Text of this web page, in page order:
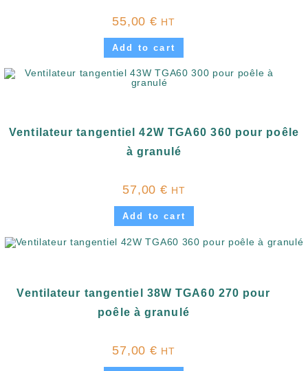
55,00 € HT
Add to cart
Ventilateur tangentiel 42W TGA60 360 pour poêle
à granulé
57,00 € HT
Add to cart
Ventilateur tangentiel 38W TGA60 270 pour
poêle à granulé
57,00 € HT